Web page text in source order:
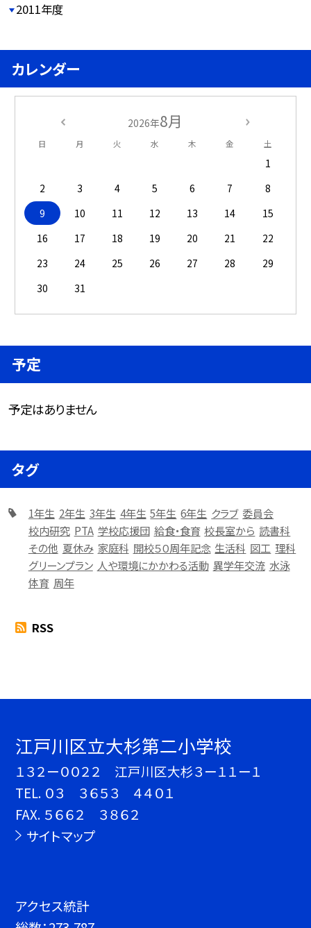
2011年度
カレンダー
2026年8月
日 月 火 水 木 金 土
1
2
3 4 5 6 7
8
9
10 11 12 13 14
15
16
17 18 19 20 21
22
23
24 25 26 27 28
29
30
31
予定
予定はありません
タグ
1年生 2年生 3年生 4年生 5年生 6年生 クラブ 委員会
校内研究 PTA 学校応援団 給食・食育 校長室から 読書科
その他 夏休み 家庭科 開校５０周年記念 生活科 図工 理科
グリーンプラン 人や環境にかかわる活動 異学年交流 水泳
体育 周年
RSS
江戸川区立大杉第二小学校
１３２ー００２２ 江戸川区大杉３ー１１ー１
TEL. ０３ ３６５３ ４４０１
FAX. ５６６２ ３８６２
サイトマップ
アクセス統計